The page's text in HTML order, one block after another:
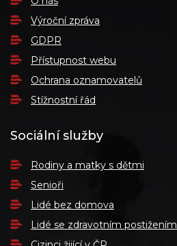
Výroční zpráva
GDPR
Přístupnost webu
Ochrana oznamovatelů
Stížnostní řád
Sociální služby
Rodiny a matky s dětmi
Senioři
Lidé bez domova
Lidé se zdravotním postižením